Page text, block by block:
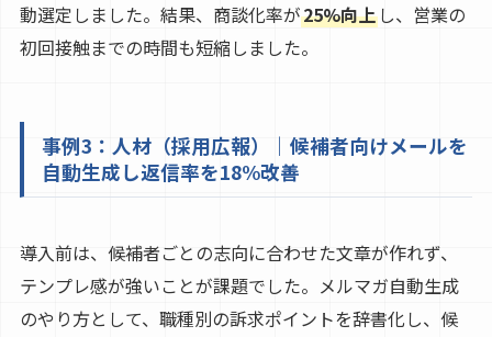
動選定しました。結果、商談化率が25%向上し、営業の
初回接触までの時間も短縮しました。
事例3：人材（採用広報）｜候補者向けメールを
自動生成し返信率を18%改善
導入前は、候補者ごとの志向に合わせた文章が作れず、
テンプレ感が強いことが課題でした。メルマガ自動生成
のやり方として、職種別の訴求ポイントを辞書化し、候